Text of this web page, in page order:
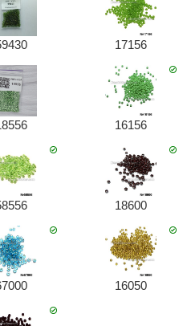
17156
16156
18600
16050